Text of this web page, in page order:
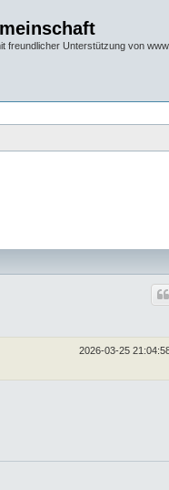
freundlicher Unterstützung von
2026-03-25